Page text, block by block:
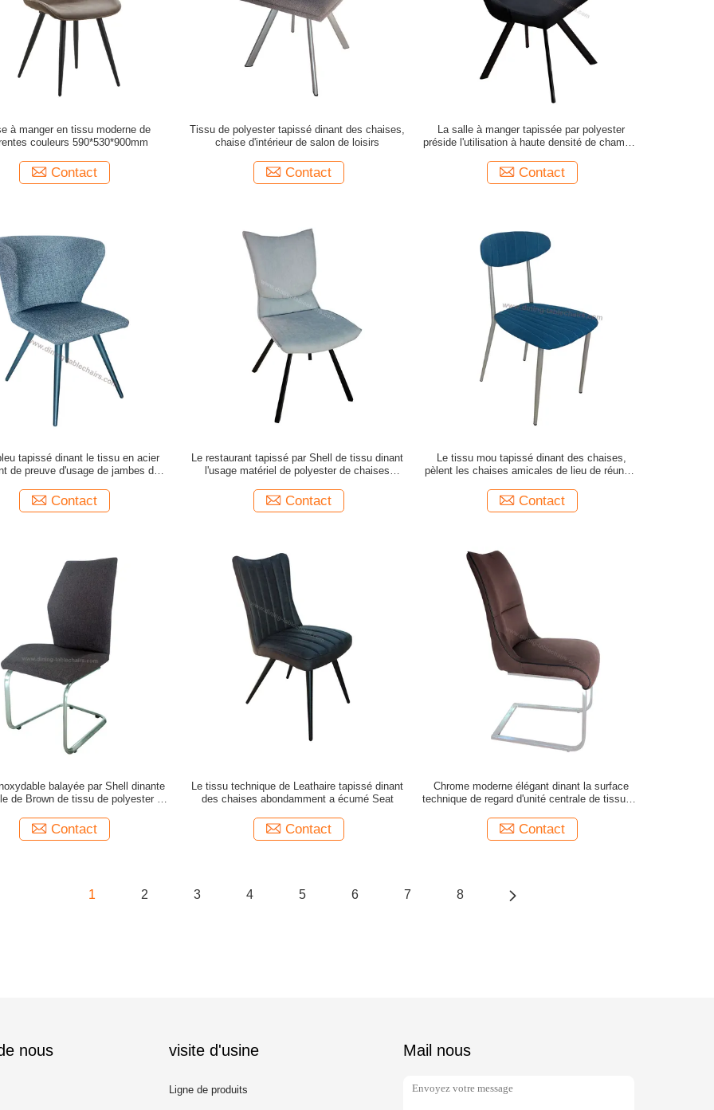
à manger en tissu moderne de
couleurs 590*530*900mm
Contact
Tissu de polyester tapissé dinant des chaises,
chaise d'intérieur de salon de loisirs
Contact
La salle à manger tapissée par polyester
préside l'utilisation à haute densité de chambre
Contact
tapissé dinant le tissu en acier
de preuve d'usage de jambes de
Contact
Le restaurant tapissé par Shell de tissu dinant
l'usage matériel de polyester de chaises
Contact
Le tissu mou tapissé dinant des chaises,
pèlent les chaises amicales de lieu de réunion
Contact
balayée par Shell dinante
de Brown de tissu de polyester de
Contact
Le tissu technique de Leathaire tapissé dinant
des chaises abondamment a écumé Seat
Contact
Chrome moderne élégant dinant la surface
technique de regard d'unité centrale de tissu de
Contact
1 2 3 4 5 6 7 8
nous visite d'usine
Ligne de produits
Mail nous